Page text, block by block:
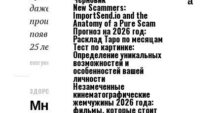
даже нужно. В любом случае это
проще, чем бороться с уже
появившимися признаками. После
25 лет вы можете...
everyweek 19.04.2024
ЗДОРОВЬЕ И КРАСОТА
Многие Поклонники
New Scammers:
ImportSend.io and the
Anatomy of a Pure Scam
Прогноз на 2026 год:
Расклад Таро по месяцам
Тест по картинке:
Определение уникальных
возможностей и
особенностей вашей
личности
Незамеченные
кинематографические
жемчужины 2026 года:
фильмы, которые стоит